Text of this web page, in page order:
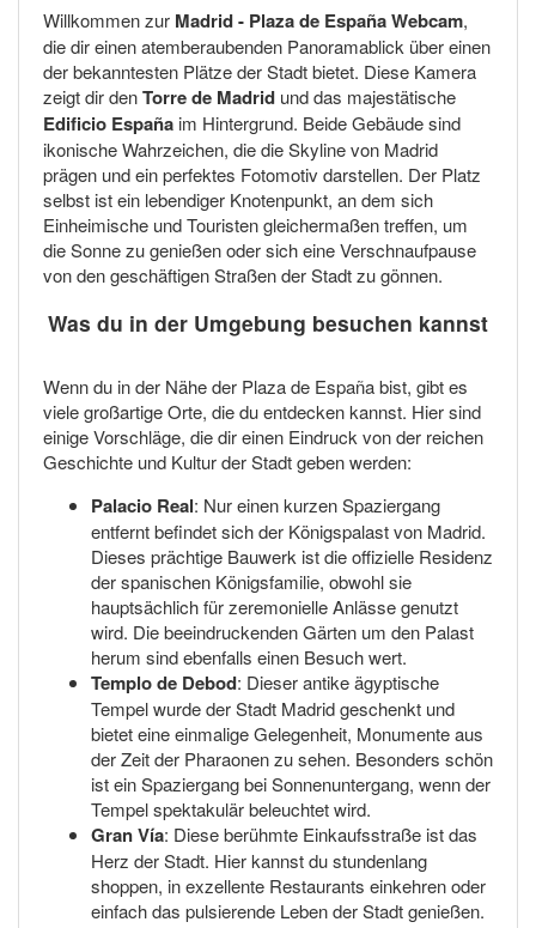
Willkommen zur Madrid - Plaza de España Webcam,
die dir einen atemberaubenden Panoramablick über einen
der bekanntesten Plätze der Stadt bietet. Diese Kamera
zeigt dir denTorre de Madrid und das majestätische
Edificio España im Hintergrund. Beide Gebäude sind
ikonische Wahrzeichen, die die Skyline von Madrid
prägen und ein perfektes Fotomotiv darstellen. Der Platz
selbst ist ein lebendiger Knotenpunkt, an dem sich
Einheimische und Touristen gleichermaßen treffen, um
die Sonne zu genießen oder sich eine Verschnaufpause
von den geschäftigen Straßen der Stadt zu gönnen.
Was du in der Umgebung besuchen kannst
Wenn du in der Nähe der Plaza de España bist, gibt es
viele großartige Orte, die du entdecken kannst. Hier sind
einige Vorschläge, die dir einen Eindruck von der reichen
Geschichte und Kultur der Stadt geben werden:
Palacio Real: Nur einen kurzen Spaziergang
entfernt befindet sich der Königspalast von Madrid.
Dieses prächtige Bauwerk ist die offizielle Residenz
der spanischen Königsfamilie, obwohl sie
hauptsächlich für zeremonielle Anlässe genutzt
wird. Die beeindruckenden Gärten um den Palast
herum sind ebenfalls einen Besuch wert.
Templo de Debod: Dieser antike ägyptische
Tempel wurde der Stadt Madrid geschenkt und
bietet eine einmalige Gelegenheit, Monumente aus
der Zeit der Pharaonen zu sehen. Besonders schön
ist ein Spaziergang bei Sonnenuntergang, wenn der
Tempel spektakulär beleuchtet wird.
Gran Vía: Diese berühmte Einkaufsstraße ist das
Herz der Stadt. Hier kannst du stundenlang
shoppen, in exzellente Restaurants einkehren oder
einfach das pulsierende Leben der Stadt genießen.